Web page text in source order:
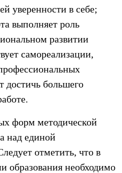
уверенности в себе;
выполняет роль
развитии
самореализации,
достичь большего
форм методической
над единой
отметить, что в
образования необходимо